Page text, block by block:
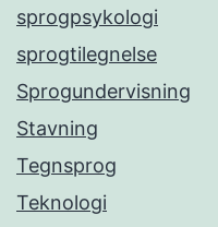
sprogpsykologi
sprogtilegnelse
Sprogundervisning
Stavning
Tegnsprog
Teknologi